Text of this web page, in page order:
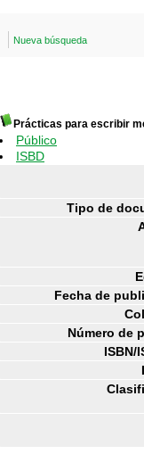
Nueva búsqueda
Prácticas para escribir
Público
ISBD
Tipo de
Fecha de
Número de
ISBN/